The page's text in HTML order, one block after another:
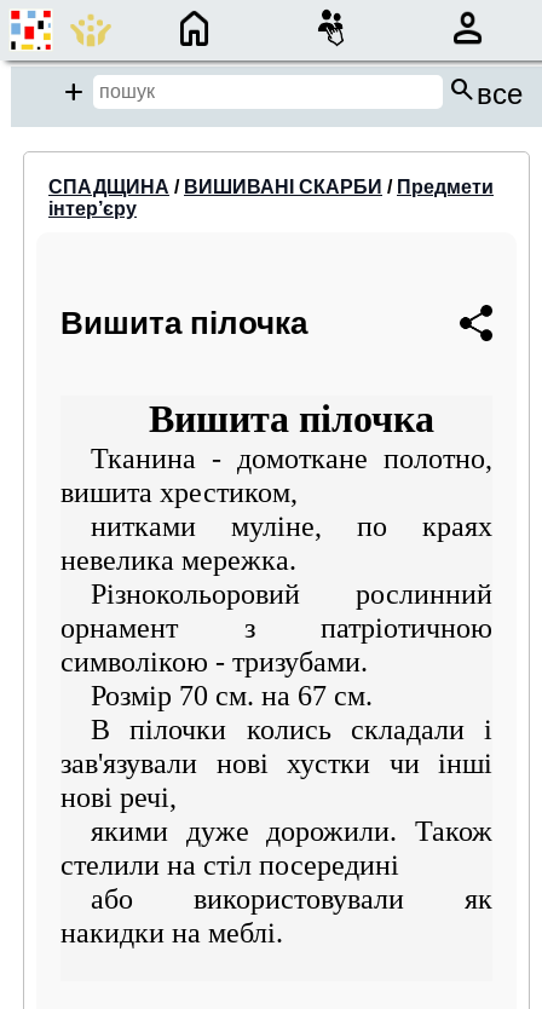
×
Add searchвсе
close
Спадщина
Період:
від до
СПАДЩИНА / ВИШИВАНІ СКАРБИ / Предмети
інтер’єру
Вишита пілочка
Вишита пілочка
Тканина - домоткане полотно,
вишита хрестиком,
нитками муліне, по краях
невелика мережка.
Різнокольоровий рослинний
орнамент з патріотичною
символікою - тризубами.
Розмір 70 см. на 67 см.
В пілочки колись складали і
зав'язували нові хустки чи інші
нові речі,
якими дуже дорожили. Також
стелили на стіл посередині
або використовували як
накидки на меблі.